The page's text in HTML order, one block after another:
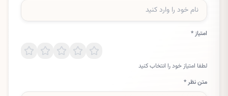
امتیاز *
لطفا امتیاز خود را انتخاب کنید
متن نظر *